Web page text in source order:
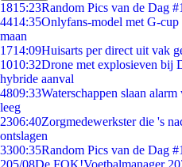
1815:23Random Pics van de Dag
4414:35Onlyfans-model met G-
maan
1714:09Huisarts per direct uit vak
1010:32Drone met explosieven bij
hybride aanval
4809:33Waterschappen slaan
leeg
2306:40Zorgmedewerkster die 's
ontslagen
3300:35Random Pics van de Dag
205/08De FOK!Voetbalmanager